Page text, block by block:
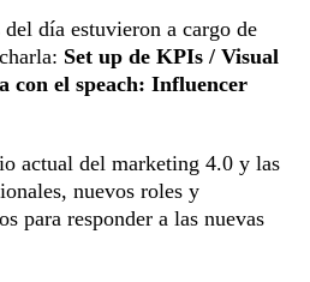
día estuvieron a cargo de
Set up de KPIs / Visual
con el speach: Influencer
actual del marketing 4.0 y las
nuevos roles y
para responder a las nuevas